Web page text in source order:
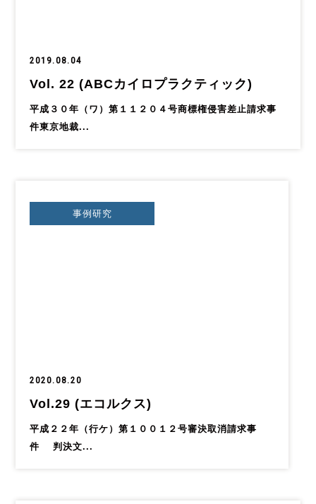
2019.08.04
Vol. 22 (ABCカイロプラクティック)
平成３０年（ワ）第１１２０４号商標権侵害差止請求事
件東京地裁...
事例研究
2020.08.20
Vol.29 (エコルクス)
平成２２年（行ケ）第１００１２号審決取消請求事
件 判決文...